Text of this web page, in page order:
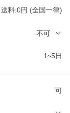
送料:0円 (全国一律)
不可
1~5日
可